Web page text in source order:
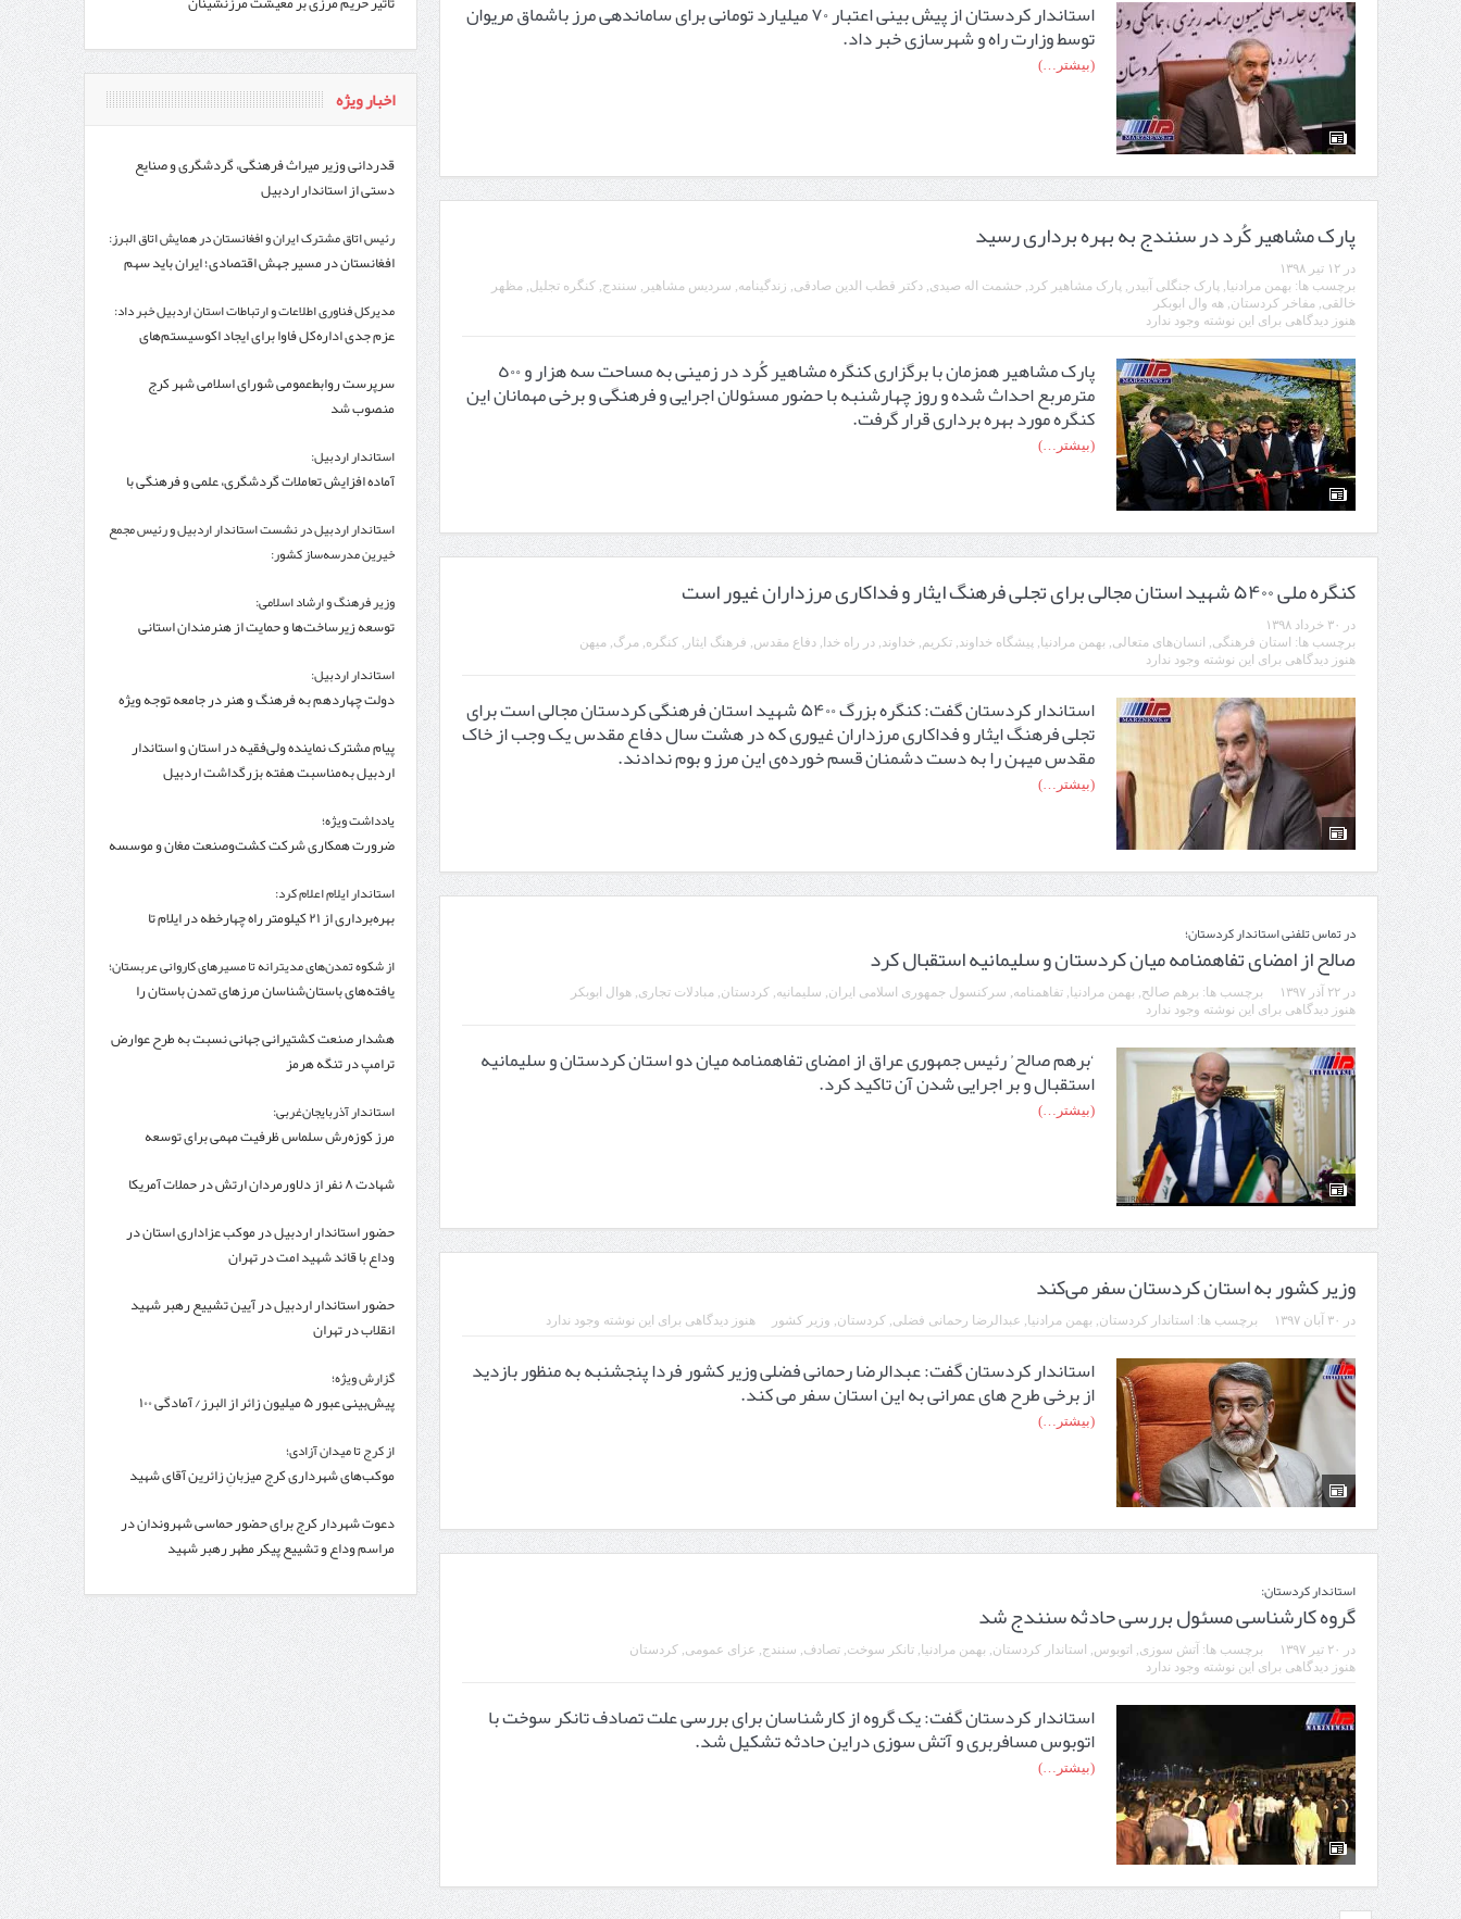
استاندار کردستان از پیش بینی اعتبار ۷۰ میلیارد تومانی برای ساماندهی مرز باشماق مریوان
توسط وزارت راە و شهرسازی خبر داد.
(بیشتر…)
پارک مشاهیر کُرد در سنندج به بهره برداری رسید
در۱۲ تیر ۱۳۹۸
برچسب ها: بهمن مرادنیا, پارک جنگلی آبیدر , پارک مشاهیر کرد,حشمت اله صیدی,دکتر قطب الدین صادقی, زندگینامه, سردیس مشاهیر , سنندج,کنگره تجلیل,مظهر
خالقی,مفاخر کردستان,هه وال ابوبکر
هنوز دیدگاهی برای این نوشته وجود ندارد
پارک مشاهیر همزمان با برگزاری کنگره مشاهیر کُرد در زمینی به مساحت سه هزار و ٥۰۰
مترمربع احداث شده و روز چهارشنبه با حضور مسئولان اجرایی و فرهنگی و برخی مهمانان این
کنگره مورد بهره برداری قرار گرفت.
(بیشتر…)
کنگره ملی ۵۴۰۰ شهید استان مجالی برای تجلی فرهنگ ایثار و فداکاری مرزداران غیور است
در
۳۰ خرداد ۱۳۹۸
برچسب ها: استان فرهنگی, انسان‌های متعالی, بهمن مرادنیا, پیشگاه خداوند,تکریم,خداوند,در راه خدا,دفاع مقدس, فرهنگ ایثار ,کنگره,مرگ,میهن
هنوز دیدگاهی برای این نوشته وجود ندارد
استاندار کردستان گفت: کنگره بزرگ ۵۴۰۰ شهید استان فرهنگی کردستان مجالی است برای
تجلی فرهنگ ایثار و فداکاری مرزداران غیوری که در هشت سال دفاع مقدس یک وجب از خاک
مقدس میهن را به دست دشمنان قسم خورده‌ی این مرز و بوم ندادند.
(بیشتر…)
در تماس تلفنی استاندار کردستان؛
صالح از امضای تفاهمنامه میان کردستان و سلیمانیه استقبال کرد
در۲۲ آذر ۱۳۹۷ برچسب ها: برهم صالح, بهمن مرادنیا,تفاهمنامه, سرکنسول جمهوری اسلامی ایران, سلیمانیه,کردستان,مبادلات تجاری,هوال ابوبکر
هنوز دیدگاهی برای این نوشته وجود ندارد
‘برهم صالح’ رئیس جمهوری عراق از امضای تفاهمنامه میان دو استان کردستان و سلیمانیه
استقبال و بر اجرایی شدن آن تاکید کرد.
(بیشتر…)
وزیر کشور به استان کردستان سفر می‌کند
در ۳۰ آبان ۱۳۹۷ برچسب ها: استاندار کردستان, بهمن مرادنیا, عبدالرضا رحمانی فضلی,کردستان, وزیر کشور هنوز دیدگاهی برای این نوشته وجود ندارد
استاندار کردستان گفت: عبدالرضا رحمانی فضلی وزیر کشور فردا پنجشنبه به منظور بازدید
از برخی طرح های عمرانی به این استان سفر می کند.
(بیشتر…)
استاندار کردستان:
گروه کارشناسی مسئول بررسی حادثه سنندج شد
در ۲۰ تیر ۱۳۹۷ برچسب ها: آتش سوزی, اتوبوس, استاندار کردستان, بهمن مرادنیا,تانکر سوخت,تصادف, سنندج, عزای عمومی,کردستان
هنوز دیدگاهی برای این نوشته وجود ندارد
استاندار کردستان گفت: یک گروه از کارشناسان برای بررسی علت تصادف تانکر سوخت با
اتوبوس مسافربری و آتش سوزی دراین حادثه تشکیل شد.
(بیشتر…)
اخبار ویژه
قدردانی وزیر میراث فرهنگی، گردشگری و صنایع
دستی از استاندار اردبیل
رئیس اتاق مشترک ایران و افغانستان در همایش اتاق البرز:
افغانستان در مسیر جهش اقتصادی؛ ایران باید سهم
مدیرکل فناوری اطلاعات و ارتباطات استان اردبیل خبر داد:
عزم جدی اداره‌کل فاوا برای ایجاد اکوسیستم‌های
سرپرست روابط‌عمومی شورای اسلامی شهر کرج
منصوب شد
استاندار اردبیل:
آماده افزایش تعاملات گردشگری، علمی و فرهنگی با
استاندار اردبیل در نشست استاندار اردبیل و رئیس مجمع
خیرین مدرسه‌ساز کشور:
استان نیاز است
وزیر فرهنگ و ارشاد اسلامی:
توسعه زیرساخت‌ها و حمایت از هنرمندان استانی
استاندار اردبیل:
دولت چهاردهم به فرهنگ و هنر در جامعه توجه ویژه
پیام مشترک نماینده ولی‌فقیه در استان و استاندار
اردبیل به‌مناسبت هفته بزرگداشت اردبیل
یادداشت ویژه؛
ضرورت همکاری شرکت کشت‌وصنعت مغان و موسسه
استاندار ایلام اعلام کرد:
بهره‌برداری از ۲۱ کیلومتر راه چهارخطه در ایلام تا
از شکوه تمدن‌های مدیترانه تا مسیرهای کاروانی عربستان؛
یافته‌های باستان‌شناسان مرزهای تمدن باستان را
هشدار صنعت کشتیرانی جهانی نسبت به طرح عوارض
ترامپ در تنگه هرمز
استاندار آذربایجان‌غربی:
مرز کوزه‌رش سلماس ظرفیت مهمی برای توسعه
شهادت ۸ نفر از دلاورمردان ارتش در حملات آمریکا
حضور استاندار اردبیل در موکب عزاداری استان در
وداع با قائد شهید امت در تهران
حضور استاندار اردبیل در آیین تشییع رهبر شهید
انقلاب در تهران
گزارش ویژه؛
پیش‌بینی عبور ۵ میلیون زائر از البرز/ آمادگی ۱۰۰
از کرج تا میدان آزادی؛
موکب‌های شهرداری کرج میزبانِ زائرین آقای شهید
دعوت شهردار کرج برای حضور حماسی شهروندان در
مراسم وداع و تشییع پیکر مطهر رهبر شهید